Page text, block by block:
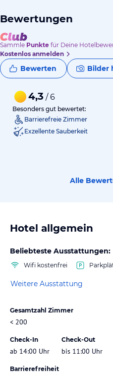
Bewertungen
Sammle Punkte für Deine
Kostenlos anmelden
Bewerten Bilder
4,3 / 6
Besonders gut bewertet:
Barrierefreie Zimmer
Exzellente Sauberkeit
Alle
Hotel allgemein
Beliebteste Ausstattungen:
Wifi kostenfrei
Weitere Ausstattung
Gesamtzahl Zimmer
< 200
Check-In
ab 14:00 Uhr
Check-Out
bis 11:00 Uhr
Barrierefreiheit